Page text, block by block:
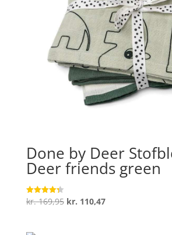
Done by Deer
Deer friends green
Vurderet
4.3
kr.169,95 Den
kr. 110,47Den